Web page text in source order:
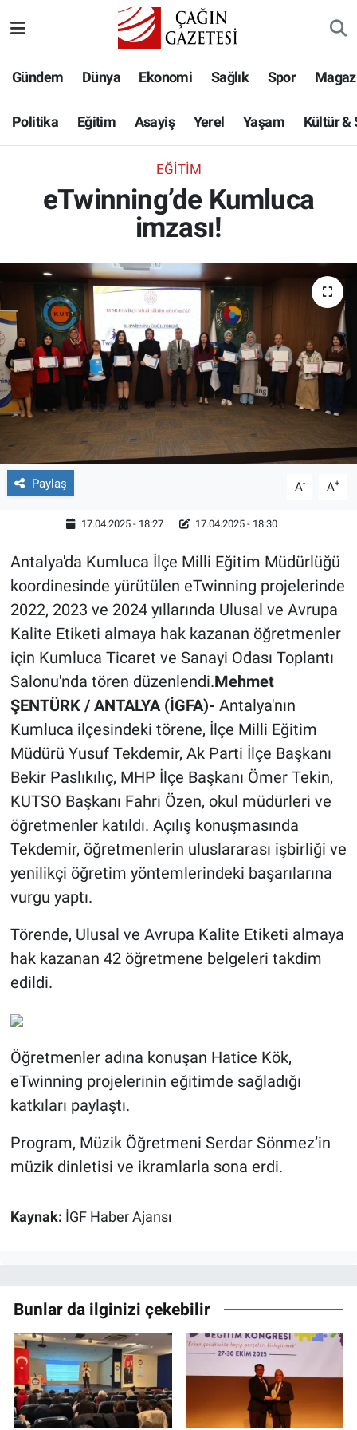
Gündem Dünya Ekonomi Sağlık Spor
Politika Eğitim Asayiş Yerel Yaşam Kültür &
EĞITIM
eTwinning’de Kumluca
imzası!
Paylaş A- A+
17.04.2025 - 18:27 17.04.2025 - 18:30
Antalya'da Kumluca İlçe Milli Eğitim Müdürlüğü
koordinesinde yürütülen eTwinning projelerinde
2022, 2023 ve 2024 yıllarında Ulusal ve Avrupa
Kalite Etiketi almaya hak kazanan öğretmenler
için Kumluca Ticaret ve Sanayi Odası Toplantı
Salonu'nda tören düzenlendi.Mehmet
ŞENTÜRK / ANTALYA (İGFA)- Antalya'nın
Kumluca ilçesindeki törene, İlçe Milli Eğitim
Müdürü Yusuf Tekdemir, Ak Parti İlçe Başkanı
Bekir Paslıkılıç, MHP İlçe Başkanı Ömer Tekin,
KUTSO Başkanı Fahri Özen, okul müdürleri ve
öğretmenler katıldı. Açılış konuşmasında
Tekdemir, öğretmenlerin uluslararası işbirliği ve
yenilikçi öğretim yöntemlerindeki başarılarına
vurgu yaptı.
Törende, Ulusal ve Avrupa Kalite Etiketi almaya
hak kazanan 42 öğretmene belgeleri takdim
edildi.
Öğretmenler adına konuşan Hatice Kök,
eTwinning projelerinin eğitimde sağladığı
katkıları paylaştı.
Program, Müzik Öğretmeni Serdar Sönmez’in
müzik dinletisi ve ikramlarla sona erdi.
Kaynak: İGF Haber Ajansı
Bunlar da ilginizi çekebilir
Eğitim
Asayiş
Kültür & Sanat
Bilim-Teknoloji
Köşe Yazıları
Röportaj
Video Galeri
Hava Durumu
Namaz Vakitleri
Süper Lig Puan Durumu ve Fikstür
Tüm Manşetler
Son Dakika Haberleri
Haber Arşivi